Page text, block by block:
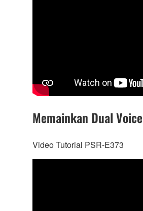
Memainkan Dual Voice
Video Tutorial PSR-E373